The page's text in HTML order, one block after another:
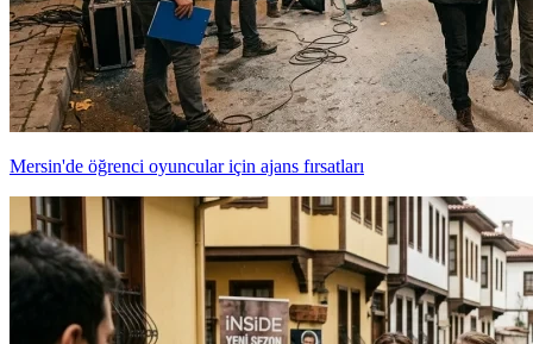
Mersin'de öğrenci oyuncular için ajans fırsatları